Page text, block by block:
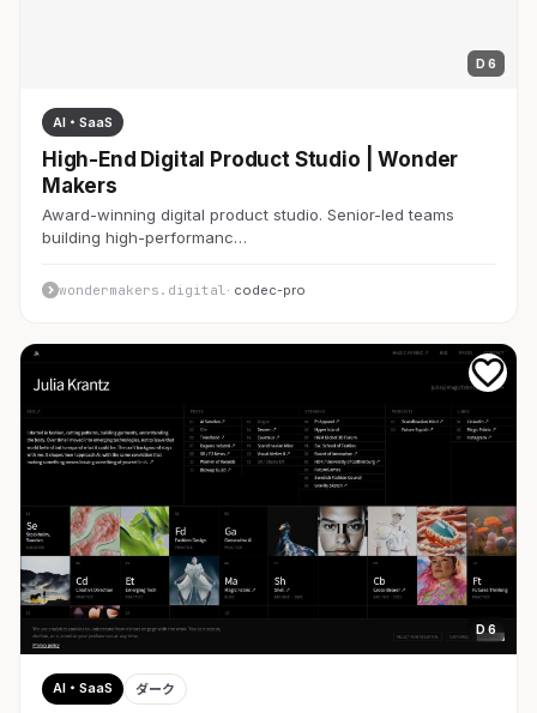
D 6
AI・SaaS
High-End Digital Product Studio | Wonder
Makers
Award-winning digital product studio. Senior-led teams
building high-performanc…
wondermakers.digital · codec-pro
D 6
AI・SaaS ダーク